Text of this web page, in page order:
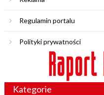
Regulamin portalu
Polityki prywatności
Kategorie